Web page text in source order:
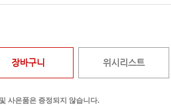
장바구니 위시리스트
사은품은 증정되지 않습니다.